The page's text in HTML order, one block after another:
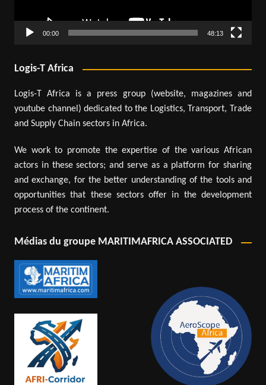
00:00 48:13
Logis-T Africa
Logis-T Africa is a press group (website, magazines and
youtube channel) dedicated to the Logistics, Transport, Trade
and Supply Chain sectors in Africa.
We work to promote the expertise of the various African
actors in these sectors; and serve as a platform for sharing
and exchange, for the better understanding of the tools and
opportunities that these sectors offer in the development
process of the continent.
Médias du groupe MARITIMAFRICA ASSOCIATED